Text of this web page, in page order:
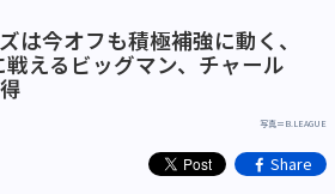
は今オフも積極補強に動く、
えるビッグマン、チャール
写真＝B.LEAGUE
Share